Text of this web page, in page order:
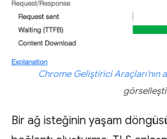
Chrome Geliştirici Araçları'nın
Bir ağ isteğinin yaşam